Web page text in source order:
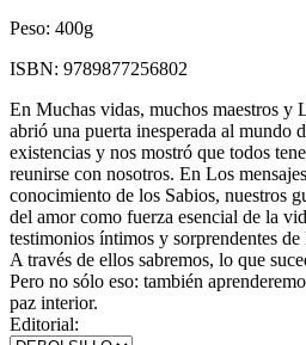
Peso: 400g
ISBN: 9789877256802
En Muchas vidas, muchos maestros y
abrió una puerta inesperada al mundo
existencias y nos mostró que todos
reunirse con nosotros. En Los
conocimiento de los Sabios, nuestros
del amor como fuerza esencial de la
testimonios íntimos y sorprendentes
A través de ellos sabremos, lo que
Pero no sólo eso: también
paz interior.
Editorial: